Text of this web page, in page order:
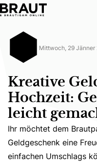
Kreative Geldgeschenke
Mittwoch, 29 Jänner
Kreative
Hochzeit:
leicht
Ihr möchtet dem
Ihr möchtet dem
Geldgeschenk eine
einfachen Umschlags